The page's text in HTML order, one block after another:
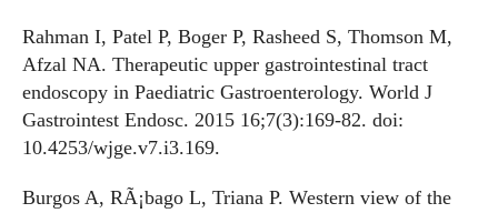
Rahman I, Patel P, Boger P, Rasheed S, Thomson M,
Afzal NA. Therapeutic upper gastrointestinal tract
endoscopy in Paediatric Gastroenterology. World J
Gastrointest Endosc. 2015 16;7(3):169-82. doi:
10.4253/wjge.v7.i3.169.
Burgos A, RÃ¡bago L, Triana P. Western view of the